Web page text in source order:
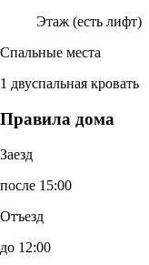
Этаж (есть лифт)
Спальные места
1 двуспальная кровать
Правила дома
Заезд
после 15:00
Отъезд
до 12:00